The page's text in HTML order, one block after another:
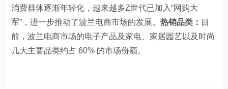
消费群体逐渐年轻化，越来越多Z世代已加入“网购大
军”，进一步推动了波兰电商市场的发展。热销品类： 目
前，波兰电商市场的电子产品及家电、家居园艺以及时尚
几大主要品类约占 60% 的市场份额。